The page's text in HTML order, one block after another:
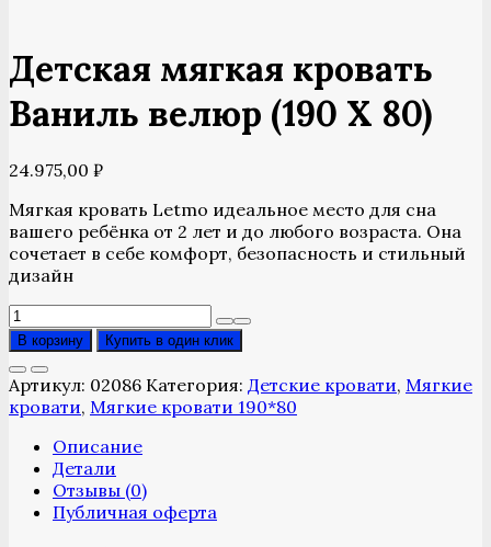
Детская мягкая кровать
Ваниль велюр (190 Х 80)
24.975,00 ₽
Мягкая кровать Letmo идеальное место для сна
вашего ребёнка от 2 лет и до любого возраста. Она
сочетает в себе комфорт, безопасность и стильный
дизайн
Количество
товара
Детская
мягкая
кровать
Ваниль
велюр
(190
В корзину Купить в один клик
Артикул: 02086 Категория: Детские кровати, Мягкие
кровати, Мягкие кровати 190*80
Описание
Детали
Отзывы (0)
Публичная оферта